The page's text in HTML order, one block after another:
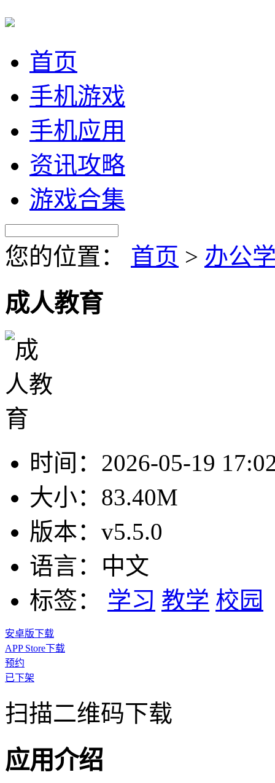
首页
手机游戏
手机应用
资讯攻略
游戏合集
您的位置： 首页 > 办公
成人教育
时间： 2026-05-19
大小： 83.40M
版本： v5.5.0
语言： 中文
标签：
学习 教学 校园
安卓版下载
APP Store下载
预约
已下架
扫描二维码下载
应用介绍